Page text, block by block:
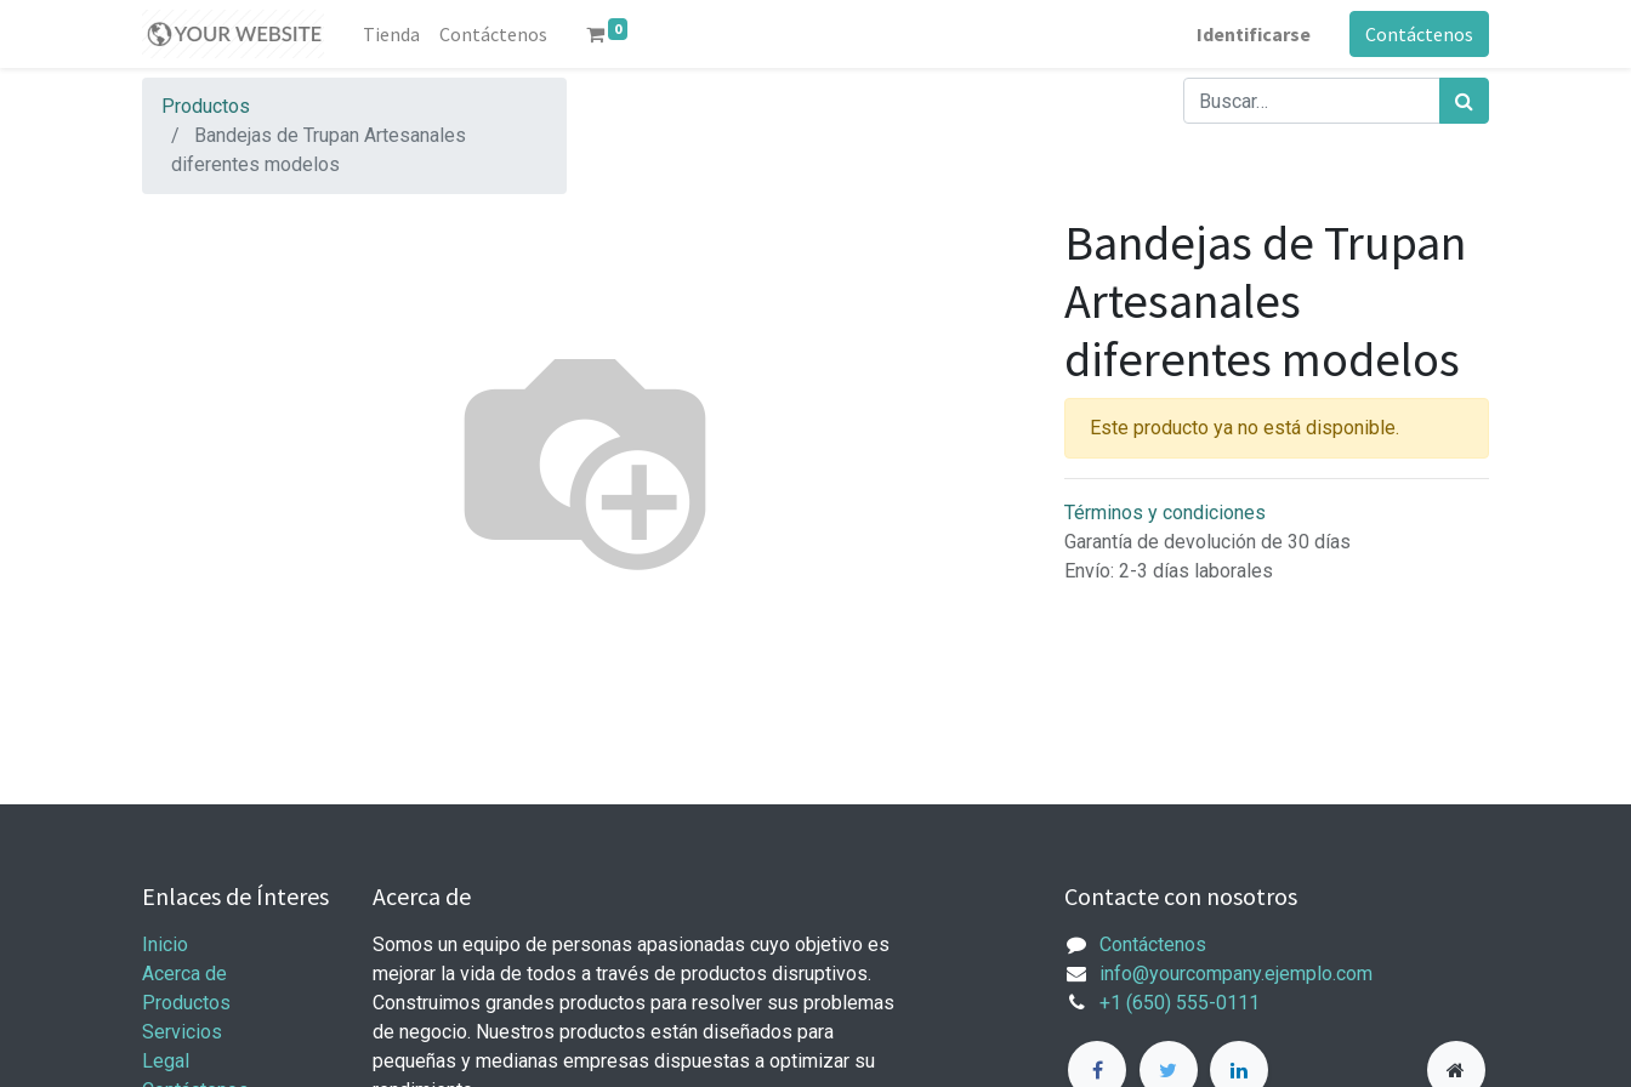
Tienda Contáctenos 0 Identificarse Contáctenos
Productos
Bandejas de Trupan Artesanales
diferentes modelos
Bandejas de Trupan
Artesanales
diferentes modelos
Este producto ya no está disponible.
Términos y condiciones
Garantía de devolución de 30 días
Envío: 2-3 días laborales
Enlaces de Ínteres
Inicio
Acerca de
Productos
Servicios
Legal
Acerca de
Somos un equipo de personas apasionadas cuyo objetivo es
mejorar la vida de todos a través de productos disruptivos.
Construimos grandes productos para resolver sus problemas
de negocio. Nuestros productos están diseñados para
pequeñas y medianas empresas dispuestas a optimizar su
Contacte con nosotros
Contáctenos
info@yourcompany.ejemplo.com
+1 (650) 555-0111